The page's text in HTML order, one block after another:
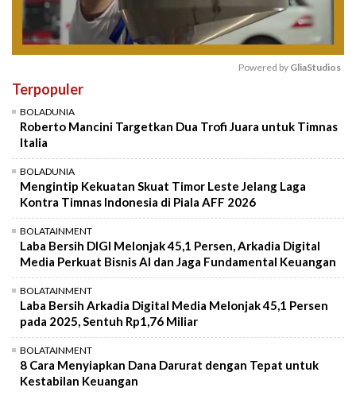
Powered by GliaStudios
Terpopuler
BOLADUNIA
Roberto Mancini Targetkan Dua Trofi Juara untuk Timnas
Italia
BOLADUNIA
Mengintip Kekuatan Skuat Timor Leste Jelang Laga
Kontra Timnas Indonesia di Piala AFF 2026
BOLATAINMENT
Laba Bersih DIGI Melonjak 45,1 Persen, Arkadia Digital
Media Perkuat Bisnis AI dan Jaga Fundamental Keuangan
BOLATAINMENT
Laba Bersih Arkadia Digital Media Melonjak 45,1 Persen
pada 2025, Sentuh Rp1,76 Miliar
BOLATAINMENT
8 Cara Menyiapkan Dana Darurat dengan Tepat untuk
Kestabilan Keuangan